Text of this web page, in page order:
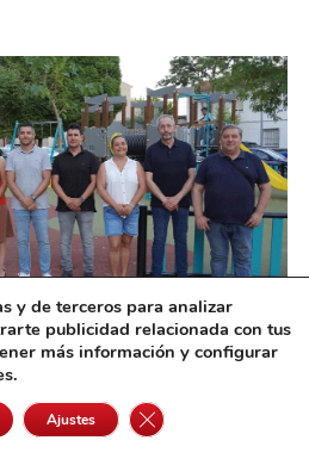
en el Parque Luis
infantil accesible e
y de terceros para analizar
publicidad relacionada con tus
más información y configurar
Ajustes Cerrar el banner de